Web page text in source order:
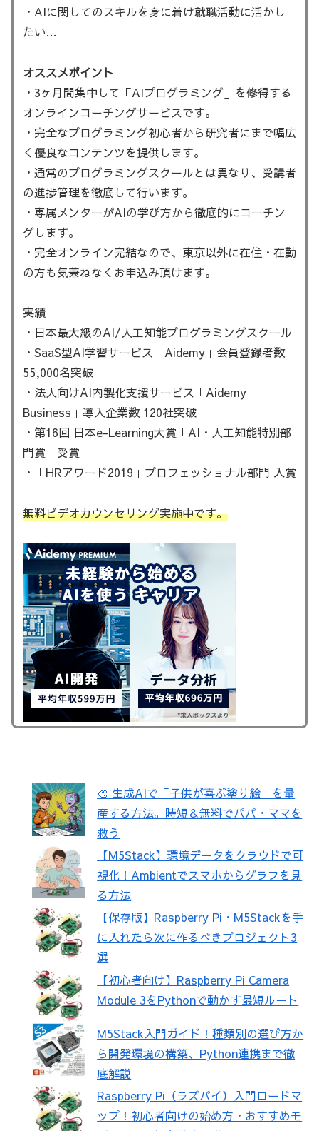
・AIに関してのスキルを身に着け就職活動に活かし
たい…
オススメポイント
・3ヶ月間集中して「AIプログラミング」を修得する
オンラインコーチングサービスです。
・完全なプログラミング初心者から研究者にまで幅広
く優良なコンテンツを提供します。
・通常のプログラミングスクールとは異なり、受講者
の進捗管理を徹底して行います。
・専属メンターがAIの学び方から徹底的にコーチン
グします。
・完全オンライン完結なので、東京以外に在住・在勤
の方も気兼ねなくお申込み頂けます。
実績
・日本最大級のAI/人工知能プログラミングスクール
・SaaS型AI学習サービス「Aidemy」会員登録者数
55,000名突破
・法人向けAI内製化支援サービス「Aidemy
Business」導入企業数 120社突破
・第16回 日本e-Learning大賞「AI・人工知能特別部
門賞」受賞
・「HRアワード2019」プロフェッショナル部門 入賞
無料ビデオカウンセリング実施中です。
🎨 生成AIで「子供が喜ぶ塗り絵」を量
産する方法。時短＆無料でパパ・ママを
救う
【M5Stack】環境データをクラウドで可
視化！Ambientでスマホからグラフを見
る方法
【保存版】Raspberry Pi・M5Stackを手
に入れたら次に作るべきプロジェクト3
選
【初心者向け】Raspberry Pi Camera
Module 3をPythonで動かす最短ルート
M5Stack入門ガイド！種類別の選び方か
ら開発環境の構築、Python連携まで徹
底解説
Raspberry Pi（ラズパイ）入門ロードマ
ップ！初心者向けの始め方・おすすめモ